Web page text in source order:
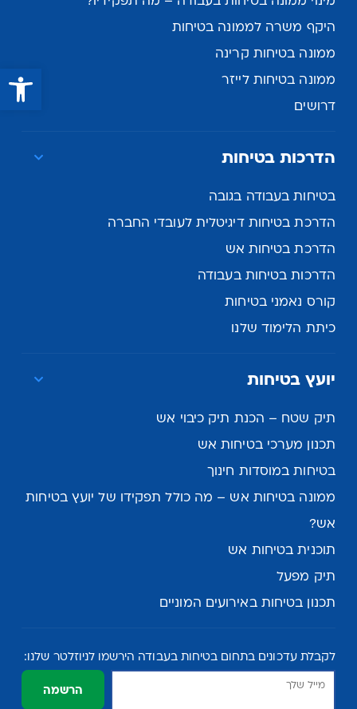
היקף משרה לממונה בטיחות
ממונה בטיחות קרינה
ממונה בטיחות לייזר
דרושים
הדרכות בטיחות
בטיחות בעבודה בגובה
הדרכת בטיחות דיגיטלית לעובדי החברה
הדרכת בטיחות אש
הדרכות בטיחות בעבודה
קורס נאמני בטיחות
כיתת הלימוד שלנו
יועץ בטיחות
תיק שטח – הכנת תיק כיבוי אש
תכנון מערכי בטיחות אש
בטיחות במוסדות חינוך
ממונה בטיחות אש – מה כולל תפקידו של יועץ בטיחות
אש?
תוכנית בטיחות אש
תיק מפעל
תכנון בטיחות באירועים המוניים
לקבלת עדכונים בתחום בטיחות בעבודה הירשמו לניוזלטר שלנו:
הרשמה
פתח סרגל נגישות